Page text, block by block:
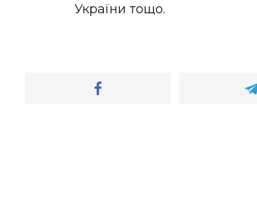
України тощо.